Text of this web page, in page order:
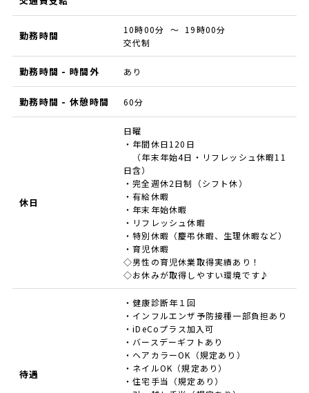
勤務時間
10時00分 ～ 19時00分
交代制
勤務時間 - 時間外 あり
勤務時間 - 休憩時間 60分
休日
日曜
・年間休日120日
（年末年始4日・リフレッシュ休暇11
日含）
・完全週休2日制（シフト休）
・有給休暇
・年末年始休暇
・リフレッシュ休暇
・特別休暇（慶弔休暇、生理休暇など）
・育児休暇
◇男性の育児休業取得実績あり！
◇お休みが取得しやすい環境です♪
待遇
・健康診断年１回
・インフルエンザ予防接種一部負担あり
・iDeCoプラス加入可
・バースデーギフトあり
・ヘアカラーOK（規定あり）
・ネイルOK（規定あり）
・住宅手当（規定あり）